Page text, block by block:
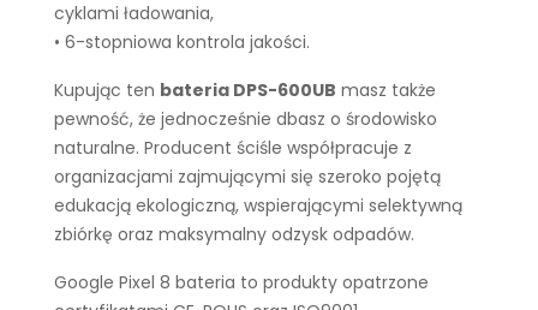
cyklami ładowania,
• 6-stopniowa kontrola jakości.
Kupując ten bateria DPS-600UB masz także
pewność, że jednocześnie dbasz o środowisko
naturalne. Producent ściśle współpracuje z
organizacjami zajmującymi się szeroko pojętą
edukacją ekologiczną, wspierającymi selektywną
zbiórkę oraz maksymalny odzysk odpadów.
Google Pixel 8 bateria to produkty opatrzone